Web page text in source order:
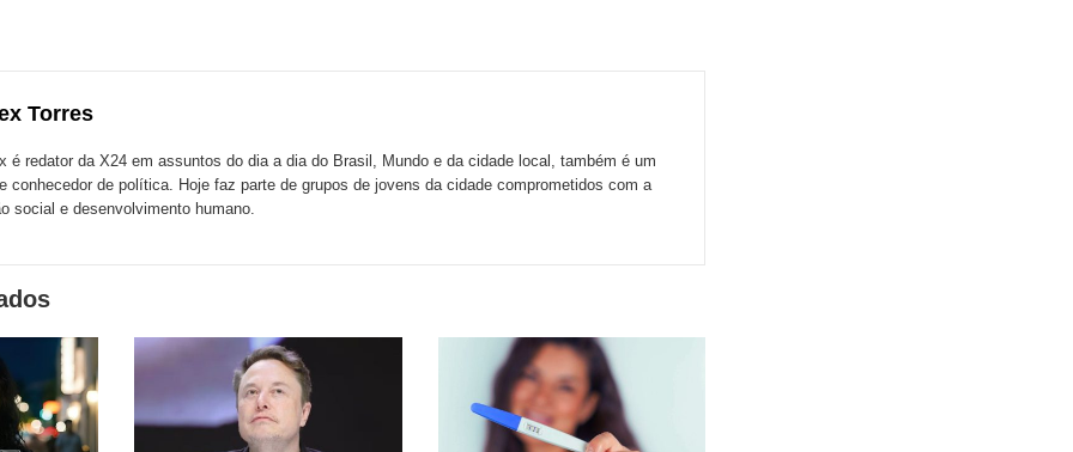
Torres
é redator da X24 em assuntos do dia a dia do Brasil, Mundo e da cidade local, também é um
conhecedor de política. Hoje faz parte de grupos de jovens da cidade comprometidos com a
social e desenvolvimento humano.